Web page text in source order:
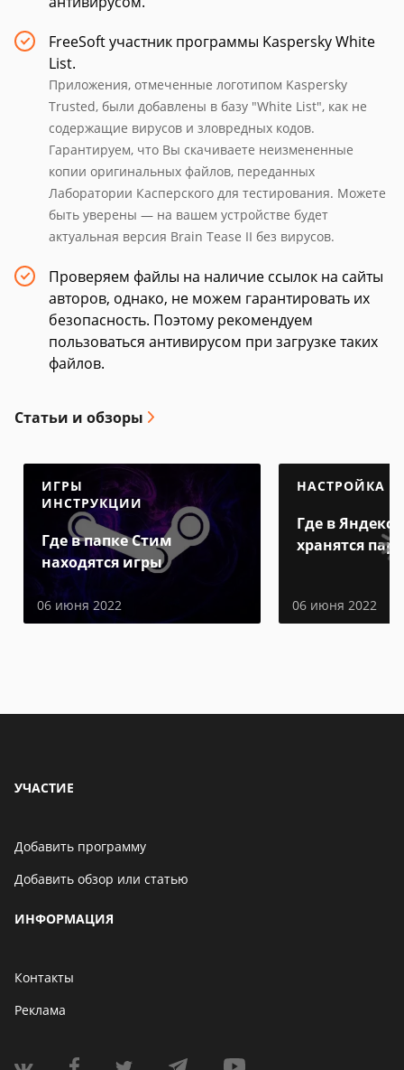
FreeSoft участник программы Kaspersky White
List.
Приложения, отмеченные логотипом Kaspersky
Trusted, были добавлены в базу "White List", как не
содержащие вирусов и зловредных кодов.
Гарантируем, что Вы скачиваете неизмененные
копии оригинальных файлов, переданных
Лаборатории Касперского для тестирования. Можете
быть уверены — на вашем устройстве будет
актуальная версия Brain Tease II без вирусов.
Проверяем файлы на наличие ссылок на сайты
авторов, однако, не можем гарантировать их
безопасность. Поэтому рекомендуем
пользоваться антивирусом при загрузке таких
файлов.
Статьи и обзоры
ИГРЫ
ИНСТРУКЦИИ
Где в папке Стим
находятся игры
06 июня 2022
НАСТРОЙКА
Где в Яндекс
хранятся
06 июня 2022
УЧАСТИЕ
Добавить программу
Добавить обзор или статью
ИНФОРМАЦИЯ
Контакты
Реклама